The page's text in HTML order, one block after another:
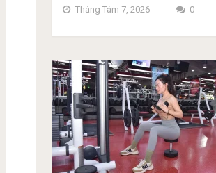
Tháng Tám 7, 2026 0